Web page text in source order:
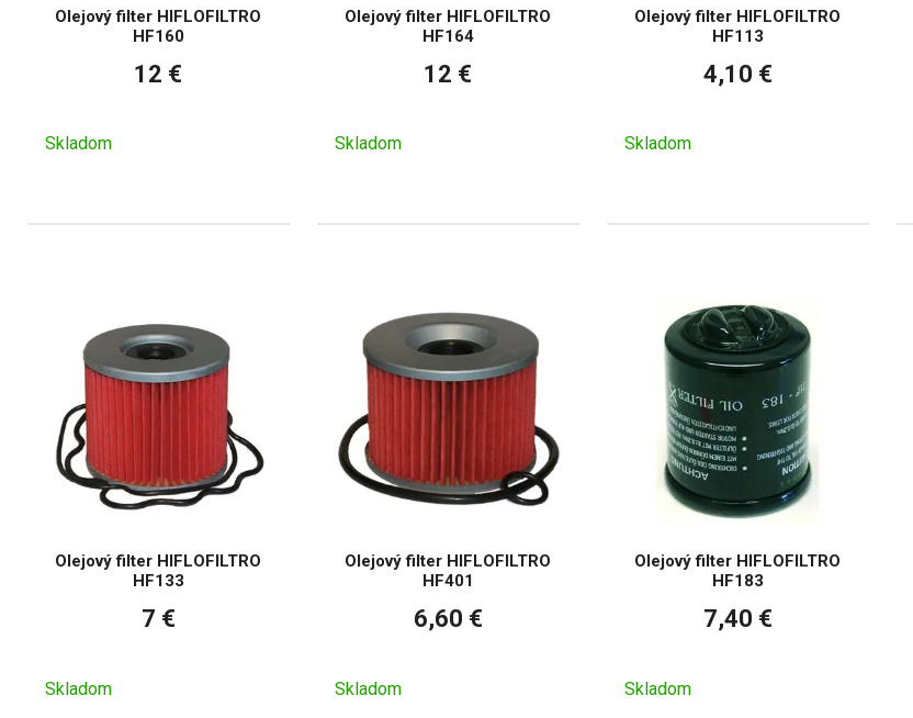
Olejový filter HIFLOFILTRO
HF160
12 €
Skladom
Olejový filter HIFLOFILTRO
HF164
12 €
Skladom
Olejový filter HIFLOFILTRO
HF113
4,10 €
Skladom
Olejový filter HIFLOFILTRO
HF133
7 €
Skladom
Olejový filter HIFLOFILTRO
HF401
6,60 €
Skladom
Olejový filter HIFLOFILTRO
HF183
7,40 €
Skladom